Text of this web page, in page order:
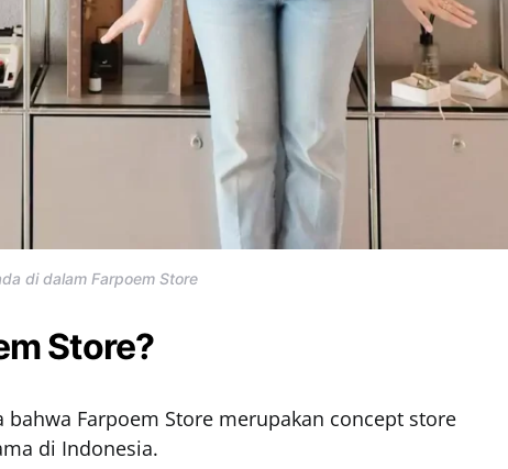
di dalam Farpoem Store
Store?
Farpoem Store merupakan concept store
di Indonesia.